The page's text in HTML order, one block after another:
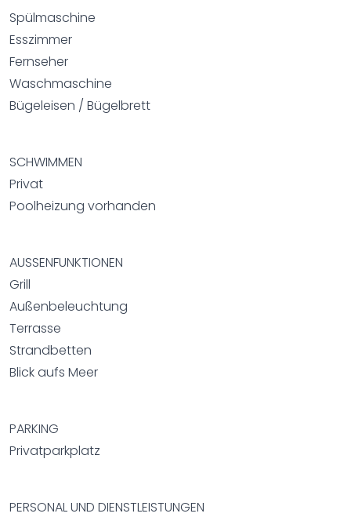
Spülmaschine
Esszimmer
Fernseher
Waschmaschine
Bügeleisen / Bügelbrett
SCHWIMMEN
Privat
Poolheizung vorhanden
AUSSENFUNKTIONEN
Grill
Außenbeleuchtung
Terrasse
Strandbetten
Blick aufs Meer
PARKING
Privatparkplatz
PERSONAL UND DIENSTLEISTUNGEN